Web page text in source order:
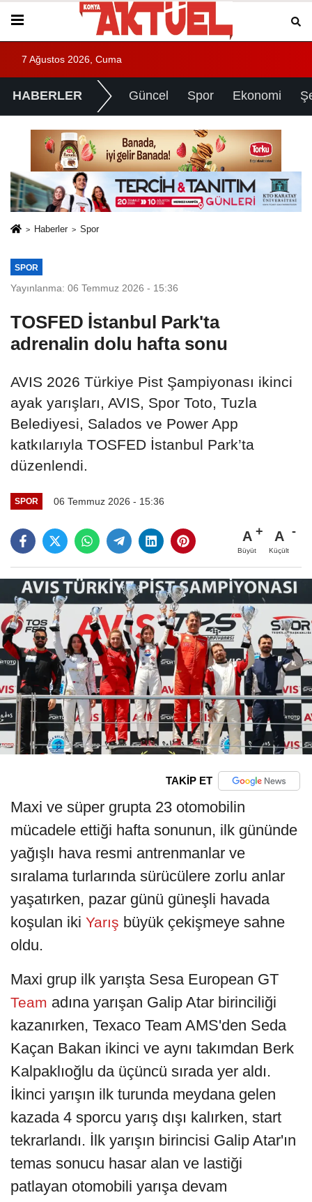
7 Ağustos 2026, Cuma
HABERLER Güncel Spor Ekonomi
Haberler Spor
SPOR
Yayınlanma: 06 Temmuz 2026 - 15:36
TOSFED İstanbul Park'ta
adrenalin dolu hafta sonu
AVIS 2026 Türkiye Pist Şampiyonası ikinci
ayak yarışları, AVIS, Spor Toto, Tuzla
Belediyesi, Salados ve Power App
katkılarıyla TOSFED İstanbul Park’ta
düzenlendi.
SPOR 06 Temmuz 2026 - 15:36
A
Büyüt
A
Küçült
TAKİP ET
Maxi ve süper grupta 23 otomobilin
mücadele ettiği hafta sonunun, ilk gününde
yağışlı hava resmi antrenmanlar ve
sıralama turlarında sürücülere zorlu anlar
yaşatırken, pazar günü güneşli havada
koşulan iki Yarış büyük çekişmeye sahne
oldu.
Maxi grup ilk yarışta Sesa European GT
Team adına yarışan Galip Atar birinciliği
kazanırken, Texaco Team AMS'den Seda
Kaçan Bakan ikinci ve aynı takımdan Berk
Kalpaklıoğlu da üçüncü sırada yer aldı.
İkinci yarışın ilk turunda meydana gelen
kazada 4 sporcu yarış dışı kalırken, start
tekrarlandı. İlk yarışın birincisi Galip Atar'ın
temas sonucu hasar alan ve lastiği
patlayan otomobili yarışa devam